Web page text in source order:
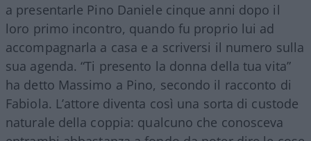
a presentarle Pino Daniele cinque anni dopo il
loro primo incontro, quando fu proprio lui ad
accompagnarla a casa e a scriversi il numero sulla
sua agenda. “Ti presento la donna della tua vita”
ha detto Massimo a Pino, secondo il racconto di
Fabiola. L’attore diventa così una sorta di custode
naturale della coppia: qualcuno che conosceva